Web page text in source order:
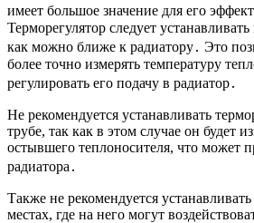
имеет большое значение для его
Терморегулятор следует
как можно ближе к радиатору․ Это
более точно измерять температуру
регулировать его подачу в радиатор․
Не рекомендуется устанавливать
трубе, так как в этом случае он будет
остывшего теплоносителя, что может
радиатора․
Также не рекомендуется
местах, где на него могут